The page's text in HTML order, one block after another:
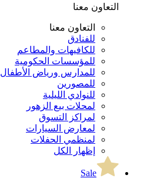
التعاون معنا
التعاون معنا
للفنادق
للكافيهات والمطاعم
للمؤسسات الحكومية
للمدارس ورياض الأطفال
للمصورين
للنوادي الليلية
لمحلات بيع الزهور
لمراكز التسوق
لمعارض السيارات
لمنظمي الحفلات
إظهار الكل
Sale